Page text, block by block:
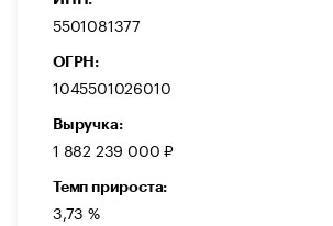
5501081377
ОГРН:
1045501026010
Выручка:
1 882 239 000 ₽
Темп прироста:
3,73 %